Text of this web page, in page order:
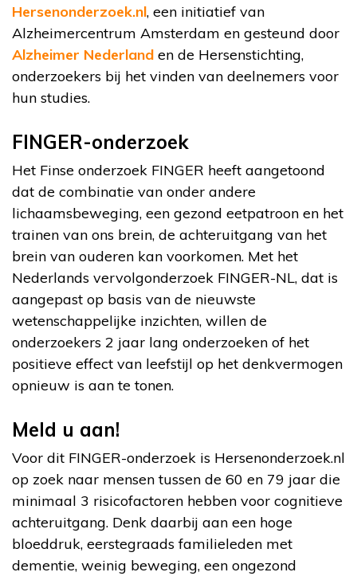
Hersenonderzoek.nl, een initiatief van
Alzheimercentrum Amsterdam en gesteund door
Alzheimer Nederland en de Hersenstichting,
onderzoekers bij het vinden van deelnemers voor
hun studies.
FINGER-onderzoek
Het Finse onderzoek FINGER heeft aangetoond
dat de combinatie van onder andere
lichaamsbeweging, een gezond eetpatroon en het
trainen van ons brein, de achteruitgang van het
brein van ouderen kan voorkomen. Met het
Nederlands vervolgonderzoek FINGER-NL, dat is
aangepast op basis van de nieuwste
wetenschappelijke inzichten, willen de
onderzoekers 2 jaar lang onderzoeken of het
positieve effect van leefstijl op het denkvermogen
opnieuw is aan te tonen.
Meld u aan!
Voor dit FINGER-onderzoek is Hersenonderzoek.nl
op zoek naar mensen tussen de 60 en 79 jaar die
minimaal 3 risicofactoren hebben voor cognitieve
achteruitgang. Denk daarbij aan een hoge
bloeddruk, eerstegraads familieleden met
dementie, weinig beweging, een ongezond